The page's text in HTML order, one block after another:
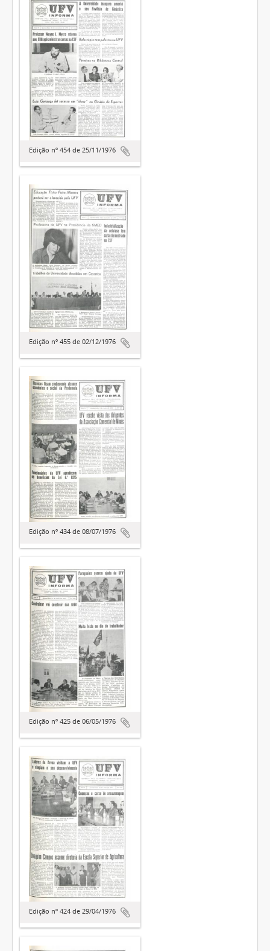
Edição nº 454 de 25/11/1976
Edição nº 455 de 02/12/1976
Edição nº 434 de 08/07/1976
Edição nº 425 de 06/05/1976
Edição nº 424 de 29/04/1976